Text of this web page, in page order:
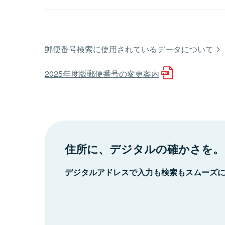
郵便番号検索に使用されているデータについて
2025年度版郵便番号の変更案内
住所に、デジタルの確かさを。
デジタルアドレスで入力も検索もスムーズ